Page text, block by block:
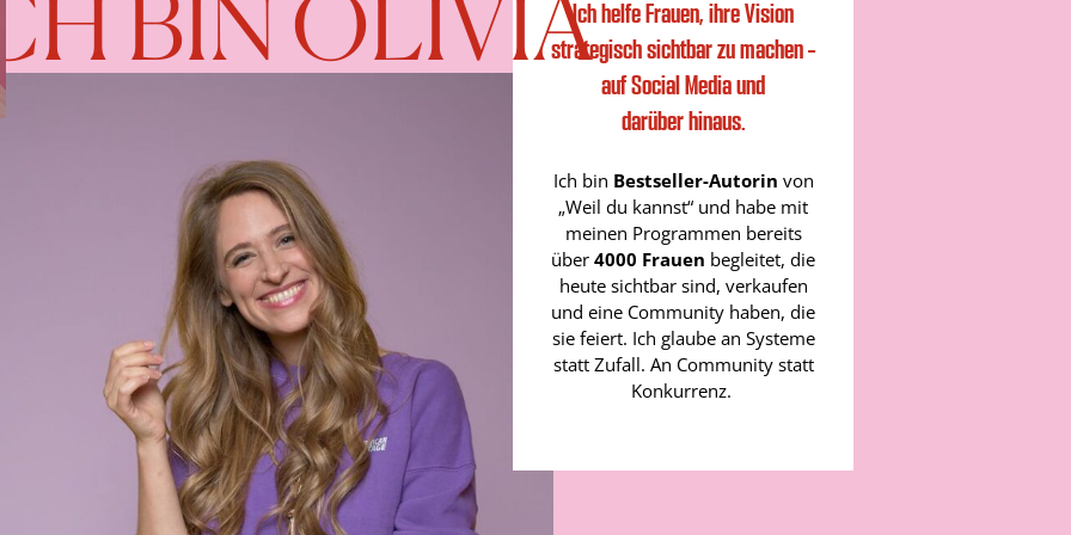
BIN OLIVIAIch helfe Frauen, ihre Vision
strategisch sichtbar zu machen –
auf Social Media und
darüber hinaus.
Ich bin Bestseller-Autorin von
„Weil du kannst“ und habe mit
meinen Programmen bereits
über 4000 Frauen begleitet, die
heute sichtbar sind, verkaufen
und eine Community haben, die
sie feiert. Ich glaube an Systeme
statt Zufall. An Community statt
Konkurrenz.